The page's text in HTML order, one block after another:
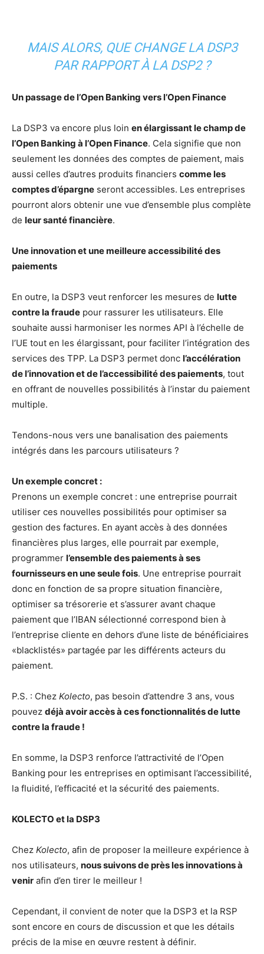
MAIS ALORS, QUE CHANGE LA DSP3
PAR RAPPORT À LA DSP2 ?
Un passage de l’Open Banking vers l’Open Finance
La DSP3 va encore plus loin en élargissant le champ de
l’Open Banking à l’Open Finance. Cela signifie que non
seulement les données des comptes de paiement, mais
aussi celles d’autres produits financiers comme les
comptes d’épargne seront accessibles. Les entreprises
pourront alors obtenir une vue d’ensemble plus complète
de leur santé financière.
Une innovation et une meilleure accessibilité des
paiements
En outre, la DSP3 veut renforcer les mesures de lutte
contre la fraude pour rassurer les utilisateurs. Elle
souhaite aussi harmoniser les normes API à l’échelle de
l’UE tout en les élargissant, pour faciliter l’intégration des
services des TPP. La DSP3 permet donc l’accélération
de l’innovation et de l’accessibilité des paiements, tout
en offrant de nouvelles possibilités à l’instar du paiement
multiple.
Tendons-nous vers une banalisation des paiements
intégrés dans les parcours utilisateurs ?
Un exemple concret :
Prenons un exemple concret : une entreprise pourrait
utiliser ces nouvelles possibilités pour optimiser sa
gestion des factures. En ayant accès à des données
financières plus larges, elle pourrait par exemple,
programmer l’ensemble des paiements à ses
fournisseurs en une seule fois. Une entreprise pourrait
donc en fonction de sa propre situation financière,
optimiser sa trésorerie et s’assurer avant chaque
paiement que l’IBAN sélectionné correspond bien à
l’entreprise cliente en dehors d’une liste de bénéficiaires
«blacklistés» partagée par les différents acteurs du
paiement.
P.S. : Chez Kolecto, pas besoin d’attendre 3 ans, vous
pouvez déjà avoir accès à ces fonctionnalités de lutte
contre la fraude !
En somme, la DSP3 renforce l’attractivité de l’Open
Banking pour les entreprises en optimisant l’accessibilité,
la fluidité, l’efficacité et la sécurité des paiements.
KOLECTO et la DSP3
Chez Kolecto, afin de proposer la meilleure expérience à
nos utilisateurs, nous suivons de près les innovations à
venir afin d’en tirer le meilleur !
Cependant, il convient de noter que la DSP3 et la RSP
sont encore en cours de discussion et que les détails
précis de la mise en œuvre restent à définir.